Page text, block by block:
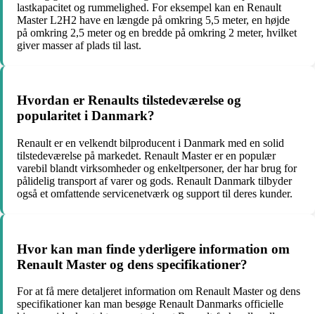
lastkapacitet og rummelighed. For eksempel kan en Renault
Master L2H2 have en længde på omkring 5,5 meter, en højde
på omkring 2,5 meter og en bredde på omkring 2 meter, hvilket
giver masser af plads til last.
Hvordan er Renaults tilstedeværelse og
popularitet i Danmark?
Renault er en velkendt bilproducent i Danmark med en solid
tilstedeværelse på markedet. Renault Master er en populær
varebil blandt virksomheder og enkeltpersoner, der har brug for
pålidelig transport af varer og gods. Renault Danmark tilbyder
også et omfattende servicenetværk og support til deres kunder.
Hvor kan man finde yderligere information om
Renault Master og dens specifikationer?
For at få mere detaljeret information om Renault Master og dens
specifikationer kan man besøge Renault Danmarks officielle